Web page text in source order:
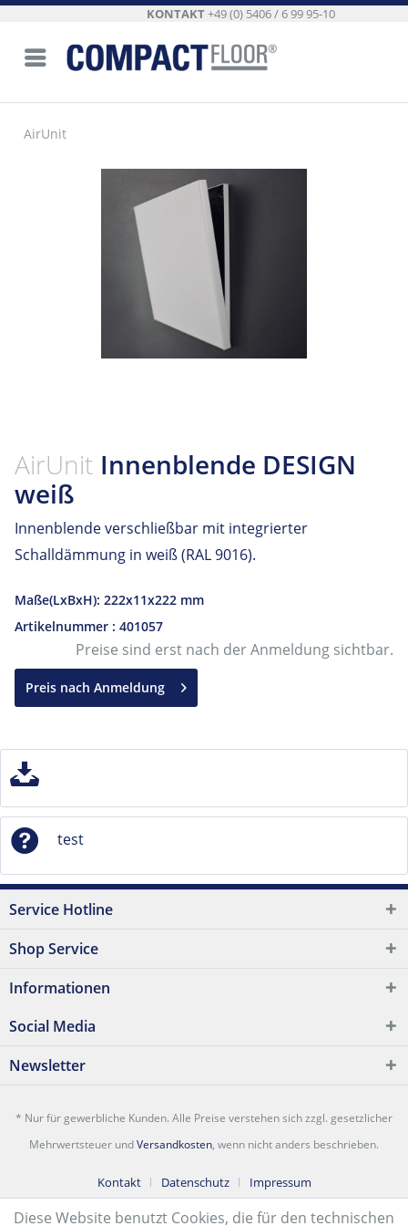
KONTAKT+49 (0) 5406 / 6 99 95-10
AirUnit
AirUnit Innenblende DESIGN
weiß
Innenblende verschließbar mit integrierter
Schalldämmung in weiß (RAL 9016).
Maße(LxBxH): 222x11x222 mm
Artikelnummer : 401057
Preise sind erst nach der Anmeldung sichtbar.
Preis nach Anmeldung
test
Service Hotline
Shop Service
Informationen
Social Media
Newsletter
* Nur für gewerbliche Kunden. Alle Preise verstehen sich zzgl. gesetzlicher
Mehrwertsteuer undVersandkosten, wenn nicht anders beschrieben.
Kontakt Datenschutz Impressum
Diese Website benutzt Cookies, die für den technischen